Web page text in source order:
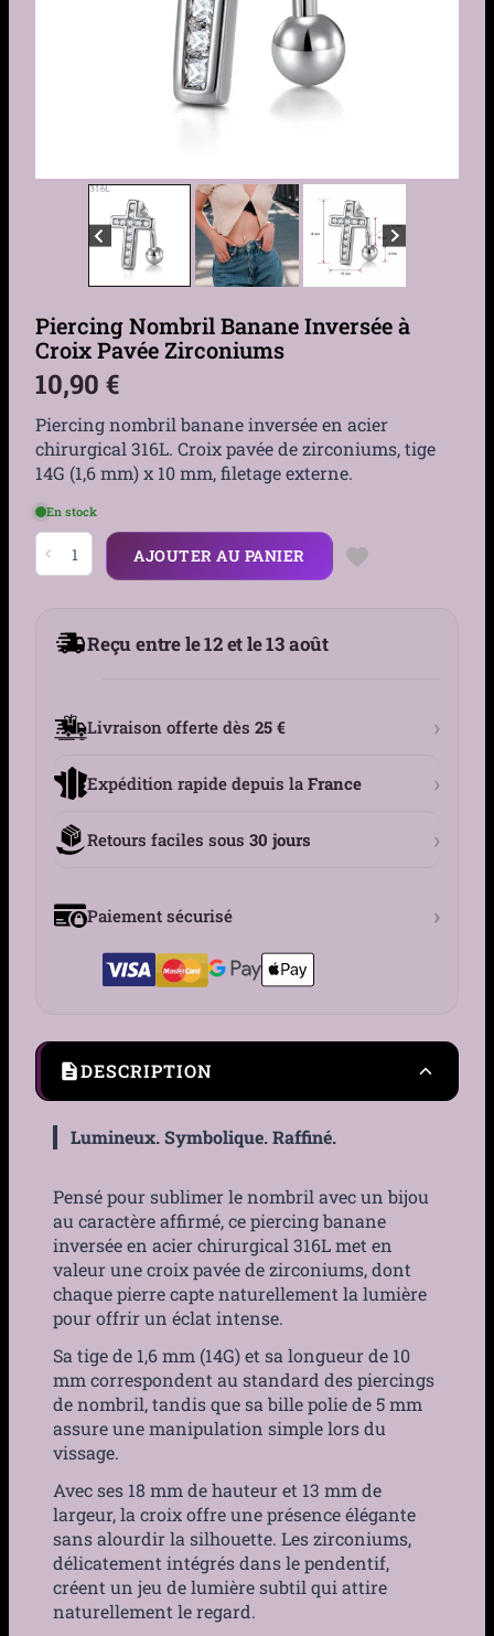
Piercing Nombril Banane Inversée à
Croix Pavée Zirconiums
10,90 €
Piercing nombril banane inversée en acier
chirurgical 316L. Croix pavée de zirconiums, tige
14G (1,6 mm) x 10 mm, filetage externe.
En stock
quantité
de
Piercing
Inversée
AJOUTER AU PANIER
Reçu entre le 12 et le 13 août
Livraison offerte dès 25 € ›
Expédition rapide depuis la France ›
Retours faciles sous 30 jours ›
Paiement sécurisé ›
DESCRIPTION
Lumineux. Symbolique. Raffiné.
Pensé pour sublimer le nombril avec un bijou
au caractère affirmé, ce piercing banane
inversée en acier chirurgical 316L met en
valeur une croix pavée de zirconiums, dont
chaque pierre capte naturellement la lumière
pour offrir un éclat intense.
Sa tige de 1,6 mm (14G) et sa longueur de 10
mm correspondent au standard des piercings
de nombril, tandis que sa bille polie de 5 mm
assure une manipulation simple lors du
vissage.
Avec ses 18 mm de hauteur et 13 mm de
largeur, la croix offre une présence élégante
sans alourdir la silhouette. Les zirconiums,
délicatement intégrés dans le pendentif,
créent un jeu de lumière subtil qui attire
naturellement le regard.